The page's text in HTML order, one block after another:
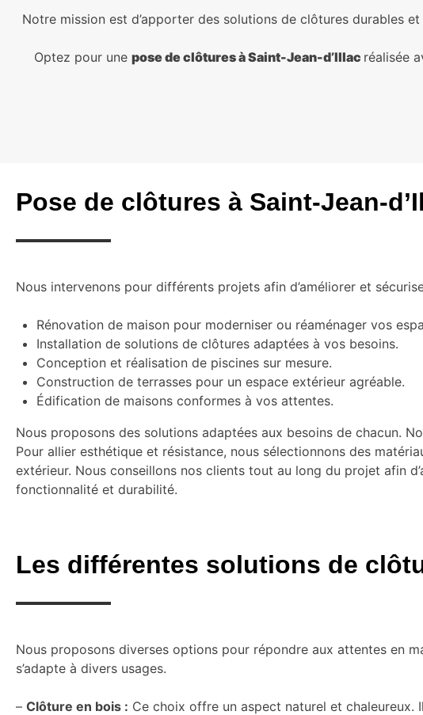
Notre mission est d’apporter des solutions de clôtures durables
Optez pour une pose de clôtures à Saint-Jean-d’Illac réalisée
Pose de clôtures à Saint-Jean-
Nous intervenons pour différents projets afin d’améliorer et
Rénovation de maison pour moderniser ou réaménager vos
Installation de solutions de clôtures adaptées à vos besoins.
Conception et réalisation de piscines sur mesure.
Construction de terrasses pour un espace extérieur agréable.
Édification de maisons conformes à vos attentes.
Nous proposons des solutions adaptées aux besoins de chacun.
Pour allier esthétique et résistance, nous sélectionnons des
extérieur. Nous conseillons nos clients tout au long du projet afin
fonctionnalité et durabilité.
Les différentes solutions de
Nous proposons diverses options pour répondre aux attentes en
s’adapte à divers usages.
– Clôture en bois : Ce choix offre un aspect naturel et chaleureux.